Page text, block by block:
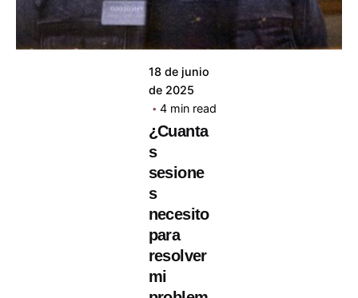
18 de junio
de 2025
4 min read
¿Cuanta
s
sesione
s
necesito
para
resolver
mi